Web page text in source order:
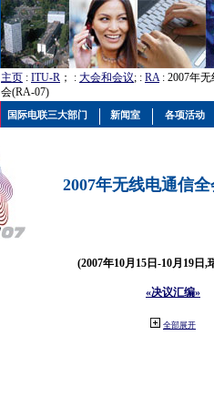
主页 : ITU-R ； : 大会和会议; : RA: 2007年
会(RA-07)
2007年无线电通信
(2007年10月15日-10月19日,
«决议汇编»
全部展开
国际电联三大部门 新闻室 各项活动